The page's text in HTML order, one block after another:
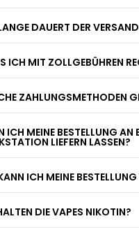
DAUERT DER
ICH MIT ZOLLGEBÜHREN
ZAHLUNGSMETHODEN
ICH MEINE BESTELLUNG AN
LIEFERN LASSEN?
ICH MEINE
DIE VAPES NIKOTIN?